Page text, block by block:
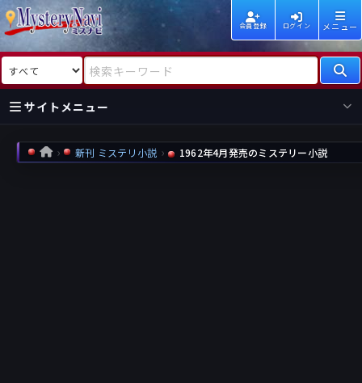
会員登録 ログイン メニュー
検索対象 検索キーワード
サイトメニュー
国内
作家
海外
作家
新着
レビュー
新刊
情報
HOME 新刊 ミステリ小説 1962年4月発売のミステリー小説